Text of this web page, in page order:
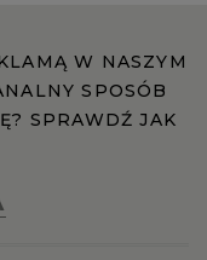
W NASZYM
SPOSÓB
SPRAWDŹ JAK